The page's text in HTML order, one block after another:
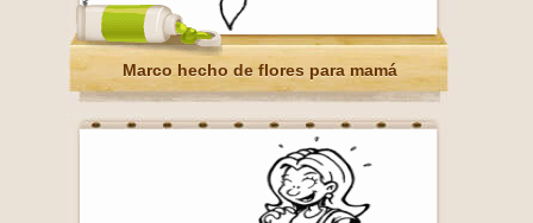
Marco hecho de flores para mamá